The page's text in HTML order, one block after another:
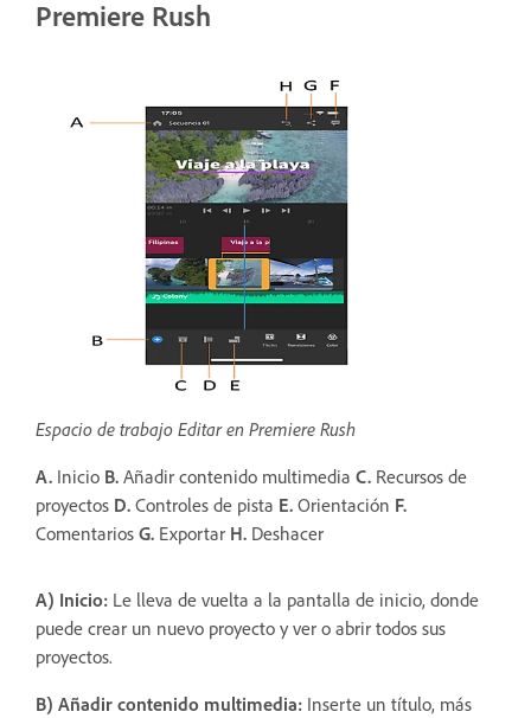
Premiere Rush
Espacio de trabajo Editar en Premiere Rush
A. Inicio B. Añadir contenido multimedia C. Recursos de
proyectos D. Controles de pista E. Orientación F.
Comentarios G. Exportar H. Deshacer
A) Inicio: Le lleva de vuelta a la pantalla de inicio, donde
puede crear un nuevo proyecto y ver o abrir todos sus
proyectos.
B) Añadir contenido multimedia: Inserte un título, más